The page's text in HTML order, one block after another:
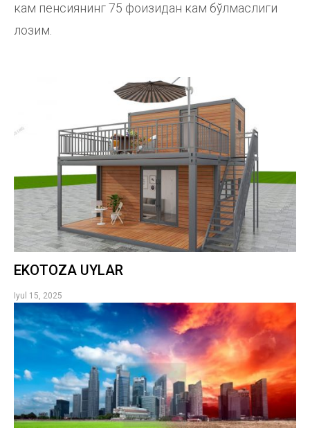
кам пенсиянинг 75 фоизидан кам бўлмаслиги
лозим.
EKOTOZA UYLAR
Iyul 15, 2025